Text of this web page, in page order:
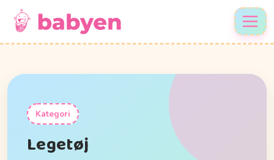
Kategori
Legetøj